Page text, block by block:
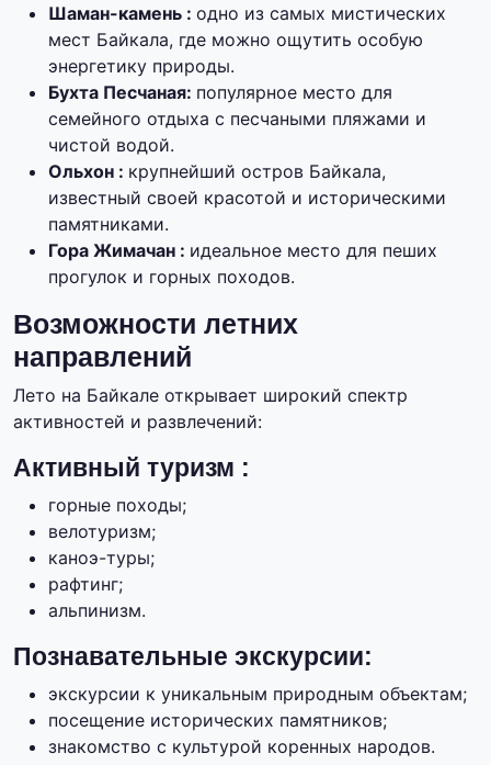
Шаман-камень : одно из самых мистических
мест Байкала, где можно ощутить особую
энергетику природы.
Бухта Песчаная: популярное место для
семейного отдыха с песчаными пляжами и
чистой водой.
Ольхон : крупнейший остров Байкала,
известный своей красотой и историческими
памятниками.
Гора Жимачан : идеальное место для пеших
прогулок и горных походов.
Возможности летних
направлений
Лето на Байкале открывает широкий спектр
активностей и развлечений:
Активный туризм :
горные походы;
велотуризм;
каноэ-туры;
рафтинг;
альпинизм.
Познавательные экскурсии:
экскурсии к уникальным природным объектам;
посещение исторических памятников;
знакомство с культурой коренных народов.